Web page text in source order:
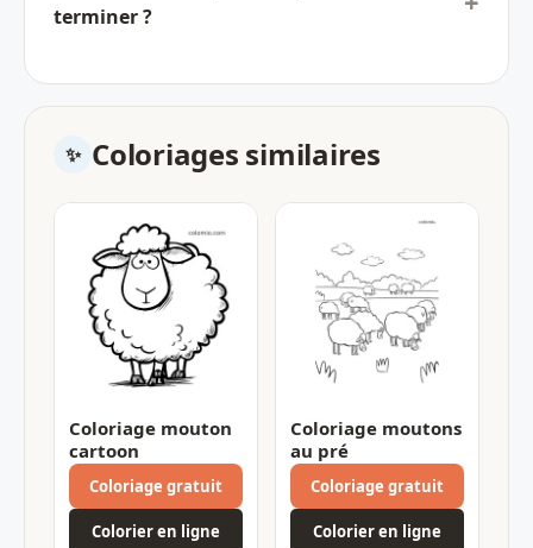
terminer ?
Coloriages similaires
Coloriage mouton
cartoon
Coloriage gratuit
Colorier en ligne
Coloriage moutons
au pré
Coloriage gratuit
Colorier en ligne